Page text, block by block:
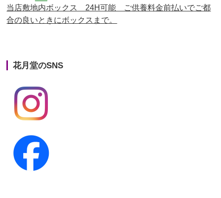
第23回人形供養祭平成26年12月5日
第22回人形供養祭平成26年4月28日
第20回人形供養祭
第19回人形供養祭
第18回人形供養祭
第16回人形供養祭
第15回人形供養祭
当店敷地内ボックス 24H可能 ご供養料金前払いでご都
合の良いときにボックスまで。
花月堂のSNS